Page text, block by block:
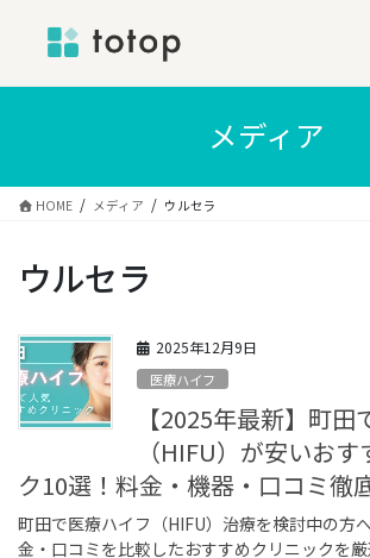
メディア
HOME メディア ウルセラ
ウルセラ
2025年12月9日
医療ハイフ
【2025年最新】町田
（HIFU）が安いお
ク10選！料金・機器・口コミ徹
町田で医療ハイフ（HIFU）治療を検討中の方
金・口コミを比較したおすすめクリニックを